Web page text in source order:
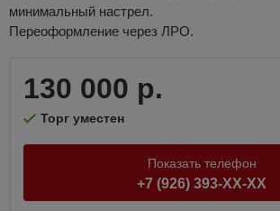
минимальный настрел.
Переоформление через ЛРО.
130 000 р.
Торг уместен
Показать телефон
+7 (926) 393-XX-XX